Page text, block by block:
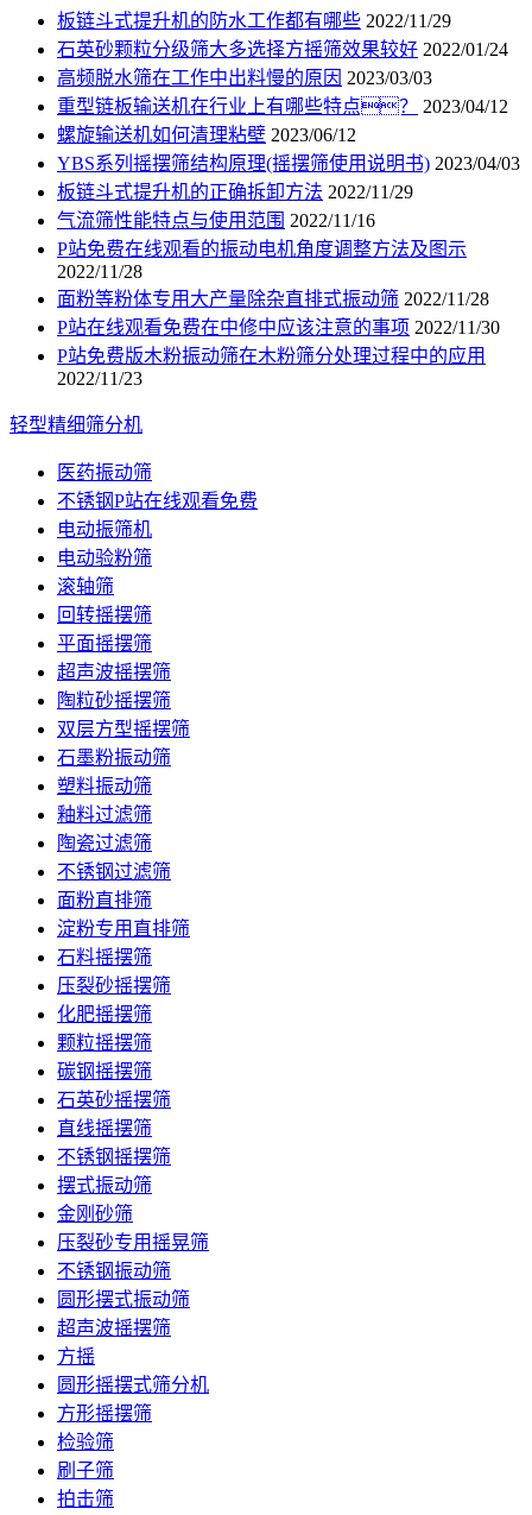
板链斗式提升机的防水工作都有哪些 2022/11/29
石英砂颗粒分级筛大多选择方摇筛效果较好 2022/01/24
高频脱水筛在工作中出料慢的原因 2023/03/03
重型链板输送机在行业上有哪些特点？
2023/04/12
螺旋输送机如何清理粘壁 2023/06/12
YBS系列摇摆筛结构原理(摇摆筛使用说明书) 2023/04/03
板链斗式提升机的正确拆卸方法 2022/11/29
气流筛性能特点与使用范围 2022/11/16
P站免费在线观看的振动电机角度调整方法及图示
2022/11/28
面粉等粉体专用大产量除杂直排式振动筛 2022/11/28
P站在线观看免费在中修中应该注意的事项 2022/11/30
P站免费版木粉振动筛在木粉筛分处理过程中的应用
2022/11/23
轻型精细筛分机
医药振动筛
不锈钢P站在线观看免费
电动振筛机
电动验粉筛
滚轴筛
回转摇摆筛
平面摇摆筛
超声波摇摆筛
陶粒砂摇摆筛
双层方型摇摆筛
石墨粉振动筛
塑料振动筛
釉料过滤筛
陶瓷过滤筛
不锈钢过滤筛
面粉直排筛
淀粉专用直排筛
石料摇摆筛
压裂砂摇摆筛
化肥摇摆筛
颗粒摇摆筛
碳钢摇摆筛
石英砂摇摆筛
直线摇摆筛
不锈钢摇摆筛
摆式振动筛
金刚砂筛
压裂砂专用摇晃筛
不锈钢振动筛
圆形摆式振动筛
超声波摇摆筛
方摇
圆形摇摆式筛分机
方形摇摆筛
检验筛
刷子筛
拍击筛